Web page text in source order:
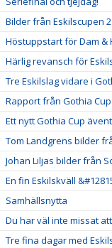
Bilder från Eskilscupen
Höstuppstart för Dam &
Härlig revansch för
Tre Eskilslag vidare i
Rapport från Gothia Cup
Ett nytt Gothia Cup
Tom Landgrens bilder
Johan Liljas bilder från
En fin Eskilskväll
Samhällsnytta
Du har väl inte missat
Tre fina dagar med